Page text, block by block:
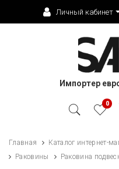
Личный кабинет
Импортер
0
Главная Каталог интернет-
Раковины
Раковина